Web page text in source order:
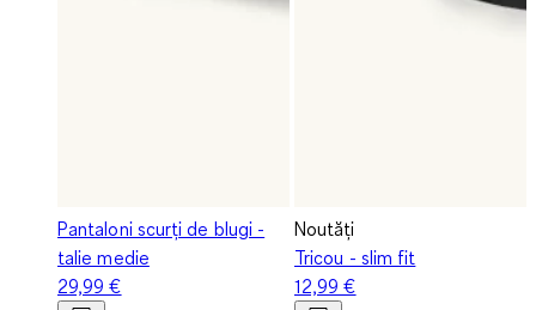
Pantaloni scurți de blugi -
talie medie
29,99 €
Noutăți
Tricou - slim fit
12,99 €